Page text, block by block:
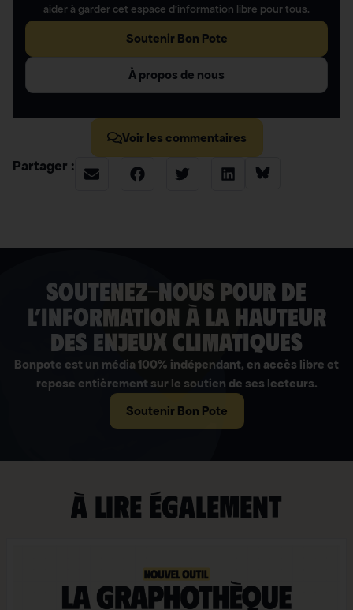
aider à garder cet espace d’information libre pour tous.
Soutenir Bon Pote
À propos de nous
Voir les commentaires
Partager :
soutenez-nous pour de
l’information à la hauteur
des enjeux climatiques
Bonpote est un média 100% indépendant, en accès libre et
repose entièrement sur le soutien de ses lecteurs.
Soutenir Bon Pote
À lire également